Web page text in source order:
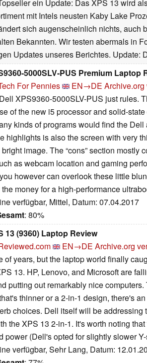
ein Update: Das XPS 13 wird
mit Intels neusten Kaby Lake
sich augenscheinlich nichts, auch
Bekannten. Wir testen abermals in
Updates unseres Berichtes. Update:
5000SLV-PUS Premium Laptop
For Pennies EN→DE Archive.org
XPS9360-5000SLV-PUS just rules.
of the new i5 processor and solid-
kinds of programs would find the
highlights is also the screen with very
image. The “cons” section mostly
as webcam location and gaming
however can overlook these little
money for a high-performance
verfügbar, Mittel, Datum: 07.04.2017
: 80%
13 (9360) Laptop Review
EN→DE Archive.org
of years, but the laptop world finally
13. HP, Lenovo, and Microsoft are
putting out remarkably nice computers.
thinner or a 2-in-1 design, there's
choices. Dell itself will be addressing
the XPS 13 2-in-1. It's worth noting
power (Dell's opted for slightly slower
verfügbar, Sehr Lang, Datum: